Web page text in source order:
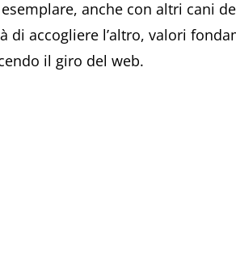
esemplare, anche con altri cani
di accogliere l’altro, valori
il giro del web.